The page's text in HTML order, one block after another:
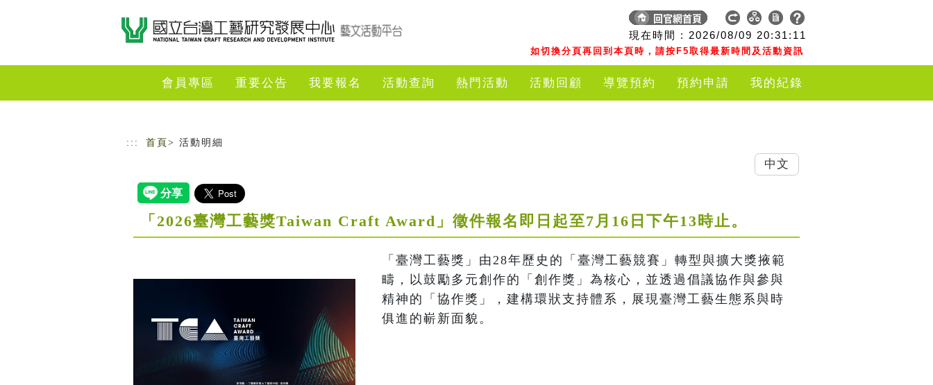
現在時間 : 2026/08/09 20:31:11
如切換分頁再回到本頁時，請按F5取得最新時間及活動資訊
會員專區 重要公告 我要報名 活動查詢 熱門活動 活動回顧 導覽預約 預約申請 我的紀錄
::: 首頁 > 活動明細
「2026臺灣工藝獎Taiwan Craft Award」徵件報名即日起至7月16日下午13時止。
「臺灣工藝獎」由28年歷史的「臺灣工藝競賽」轉型與擴大獎掖範
疇，以鼓勵多元創作的「創作獎」為核心，並透過倡議協作與參與
精神的「協作獎」，建構環狀支持體系，展現臺灣工藝生態系與時
俱進的嶄新面貌。